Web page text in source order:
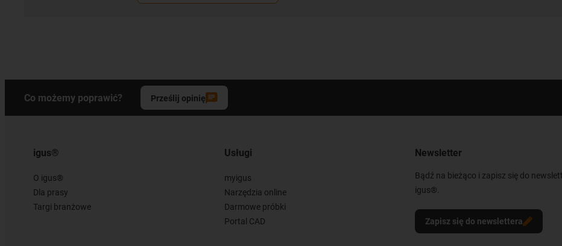
Co możemy poprawić? Prześlij opinię
igus®
O igus®
Dla prasy
Targi branżowe
Usługi
myigus
Narzędzia online
Darmowe próbki
Portal CAD
Newsletter
Bądź na bieżąco i zapisz się do
igus®.
Zapisz się do newslettera